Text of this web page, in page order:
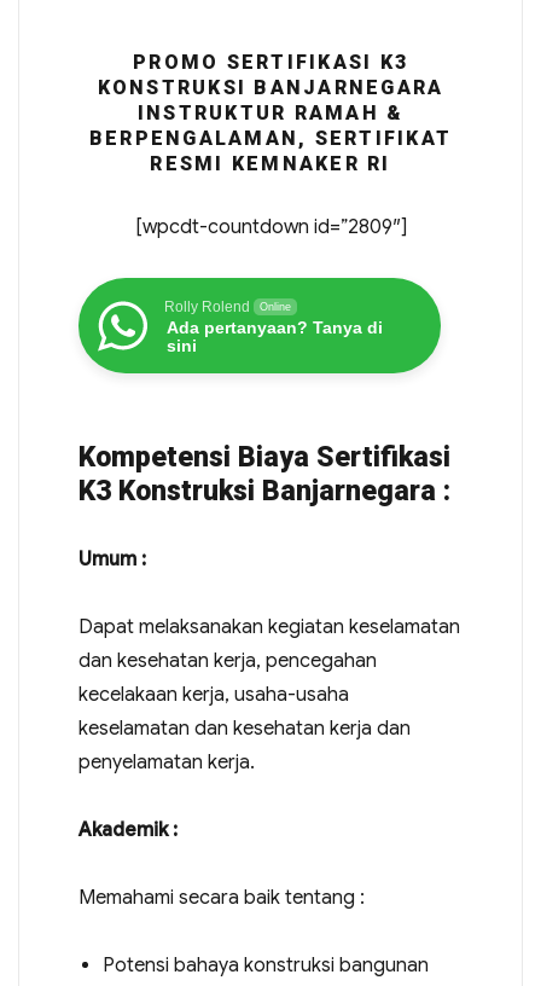
PROMO SERTIFIKASI K3
KONSTRUKSI BANJARNEGARA
INSTRUKTUR RAMAH &
BERPENGALAMAN, SERTIFIKAT
RESMI KEMNAKER RI
[wpcdt-countdown id=”2809″]
Rolly Rolend Online
Ada pertanyaan? Tanya di
sini
Kompetensi Biaya Sertifikasi
K3 Konstruksi Banjarnegara :
Umum :
Dapat melaksanakan kegiatan keselamatan
dan kesehatan kerja, pencegahan
kecelakaan kerja, usaha-usaha
keselamatan dan kesehatan kerja dan
penyelamatan kerja.
Akademik :
Memahami secara baik tentang :
Potensi bahaya konstruksi bangunan